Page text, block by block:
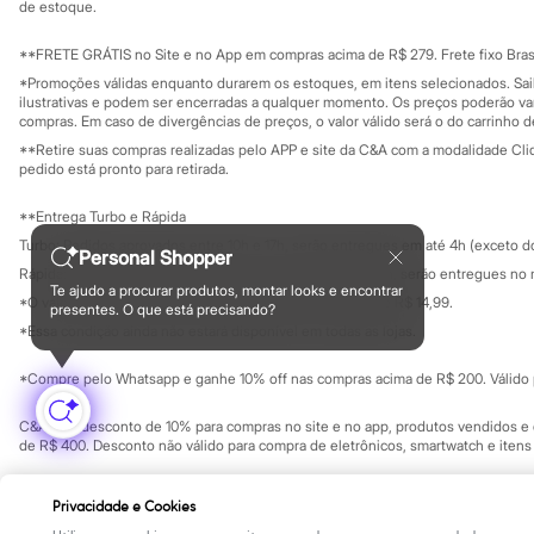
Yessica
Acessórios
Blusas
Calçados
Leggings
Shorts e Bermudas
Tops
Moda íntima
Cintas e Modeladores
Meias
Pijamas
Sutiãs e Tops
Moda praia
Maiôs
Saídas de praia
Personagens
Plus size
Blusas e Camisetas
Calças
Casacos e Jaquetas
Jeans
Personal Shopper
Te ajudo a procurar produtos, montar looks e encontrar
presentes. O que está precisando?
Investidores
Privacidade
Configuração de cookies
Minha privacidade
Educação
Formas de pagamento
de estoque.
**FRETE GRÁTIS no Site e no App em compras acima de R$ 279. Frete fixo
*Promoções válidas enquanto durarem os estoques, em itens selecionados.
ilustrativas e podem ser encerradas a qualquer momento. Os preços poderão
compras. Em caso de divergências de preços, o valor válido será o do carrinho
**Retire suas compras realizadas pelo APP e site da C&A com a modalidade
pedido está pronto para retirada.
**Entrega Turbo e Rápida
Turbo: Pedidos aprovados entre 10h e 17h, serão entregues em até 4h (exceto
Rápida: Pedidos com os pagamentos aprovados até as 10h, serão entregues
*O valor do frete para o turbo é R$ 24,99 e para a rápida é R$ 14,99.
*Essa condição ainda não estará disponível em todas as lojas.
*Compre pelo Whatsapp e ganhe 10% off nas compras acima de R$ 200.
C&A Pay: desconto de 10% para compras no site e no app, produtos vendidos
de R$ 400. Desconto não válido para compra de eletrônicos, smartwatch e
SP Cep: 06455-000 CNPJ 45.242.914/0001-05
Privacidade e Cookies